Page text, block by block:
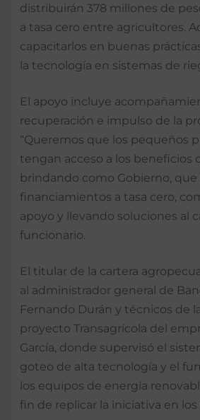
distribuirán 378 millones de
a tasa cero entre agricultores.
capacitarlos en buenas
la tecnología en sistemas de
El apoyo incluye
recuperación e impulso de la
“Queremos que los pequeños
tengan acceso a los beneficios
brindando como Gobierno, que
financiamientos a tasa cero,
apoyo y llevando soluciones al
funcionario.
El titular de la cartera
al administrador general de
Fernando Durán y técnicos de
proyecto Transagrícola del
García, donde supervisó el
goteo de alta tecnología y el
los equipos de energía
fin de replicar la iniciativa en